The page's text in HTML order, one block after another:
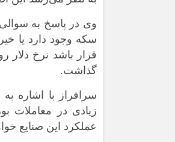
وی در پاسخ به سوالی
سکه وجود دارد یا
قرار باشد نرخ دلار
گذاشت.
سرافراز با اشاره
زیادی در معاملات
عملکرد این صنایع